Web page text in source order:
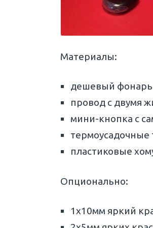
Материалы:
дешевый фонарь
провод с двумя
мини-кнопка с
термоусадочные
пластиковые
Опционально:
1х10мм яркий